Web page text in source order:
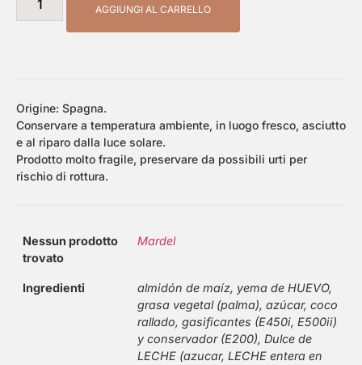
AGGIUNGI AL CARRELLO
Origine: Spagna.
Conservare a temperatura ambiente, in luogo fresco, asciutto
e al riparo dalla luce solare.
Prodotto molto fragile, preservare da possibili urti per
rischio di rottura.
Nessun prodotto
trovato
Mardel
Ingredienti
almidón de maíz, yema de HUEVO,
grasa vegetal (palma), azúcar, coco
rallado, gasificantes (E450i, E500ii)
y conservador (E200), Dulce de
LECHE (azucar, LECHE entera en